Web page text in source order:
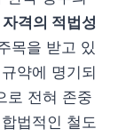
격의 적법성
목을 받고 있
약에 명기되
로 전혀 존중
법적인 철도